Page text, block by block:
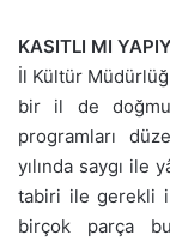
KASITLI MI
İl Kültür
bir il de
programları
yılında saygı ile
tabiri ile gerekli
birçok parça